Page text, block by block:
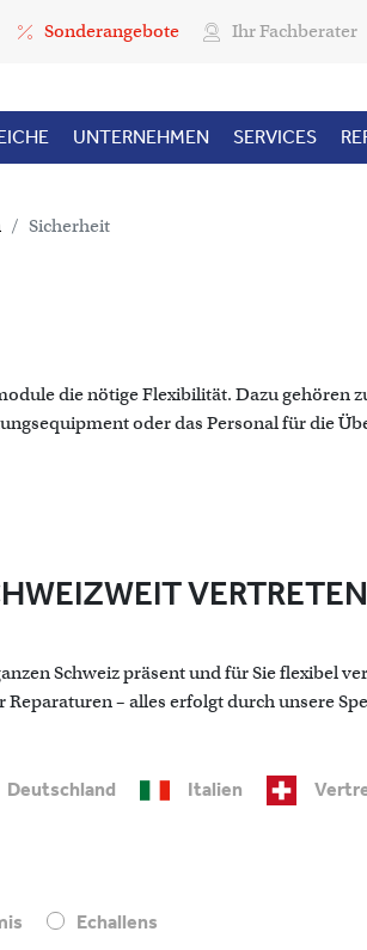
Top Menu
Sonderangebote Ihr Fachberater
UNTERNEHMEN SERVICES
Sicherheit
die nötige Flexibilität. Dazu gehören
oder das Personal für die
VERTRETEN
Schweiz präsent und für Sie flexibel
– alles erfolgt durch unsere
Deutschland Italien
Echallens